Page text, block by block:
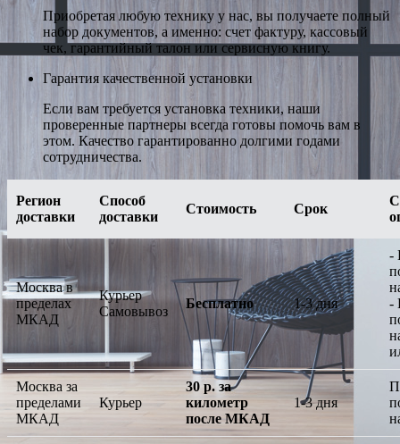
Приобретая любую технику у нас, вы получаете полный
набор документов, а именно: счет фактуру, кассовый
чек, гарантийный талон или сервисную книгу.
Гарантия качественной установки
Если вам требуется установка техники, наши
проверенные партнеры всегда готовы помочь вам в
этом. Качество гарантированно долгими годами
сотрудничества.
Регион
доставки
Способ
доставки
Стоимость Срок
Москва в
пределах
МКАД
Курьер
Самовывоз
Бесплатно 1-3 дня
-
-
Москва за
пределами
МКАД
Курьер
30 р. за
километр
после МКАД
1-3 дня